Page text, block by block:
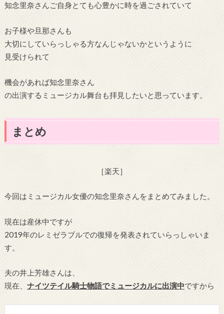
知念里奈さんご自身とても心豊かに時を過ごされていて
お子様や旦那さんも
大切にしていらっしゃる方なんじゃないかというように
見受けられて
機会があれば知念里奈さん
の出演するミュージカル舞台も拝見したいと思っています。
まとめ
［楽天］
今回はミュージカル女優の知念里奈さんをまとめてみました。
現在は産休中ですが
2019年のレミゼラブルでの復帰を発表されていらっしゃいま
す。
夫の井上芳雄さんは、
現在、 ナイツテイル騎士物語でミュージカルに出演中ですから